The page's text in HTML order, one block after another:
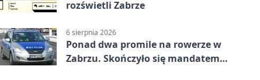
rozświetli Zabrze
6 sierpnia 2026
Ponad dwa promile na rowerze w
Zabrzu. Skończyło się mandatem